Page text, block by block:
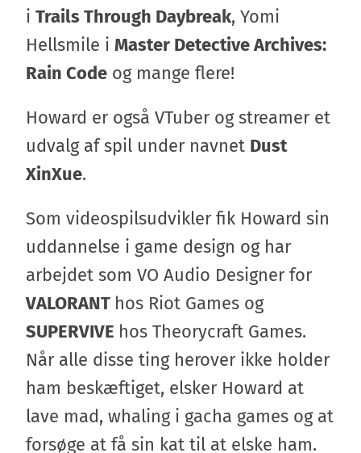
i Trails Through Daybreak, Yomi
Hellsmile i Master Detective Archives:
Rain Code og mange flere!
Howard er også VTuber og streamer et
udvalg af spil under navnet Dust
XinXue.
Som videospilsudvikler fik Howard sin
uddannelse i game design og har
arbejdet som VO Audio Designer for
VALORANT hos Riot Games og
SUPERVIVE hos Theorycraft Games.
Når alle disse ting herover ikke holder
ham beskæftiget, elsker Howard at
lave mad, whaling i gacha games og at